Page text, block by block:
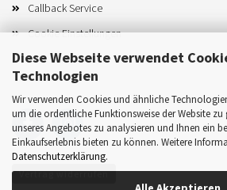
Diese Webseite verwendet
Technologien
Wir verwenden Cookies und ähnliche
um die ordentliche Funktionsweise der Website
unseres Angebotes zu analysieren und Ihnen ein
Einkaufserlebnis bieten zu können. Weitere
Datenschutzerklärung.
Callback Service
Cookie Einstellungen
Vertrag widerrufen